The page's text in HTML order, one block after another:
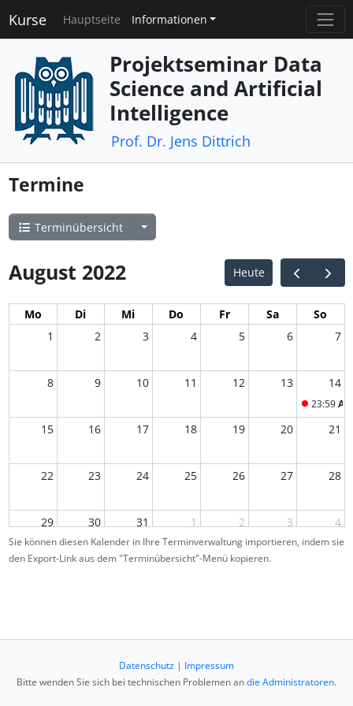
Kurse Hauptseite Informationen
Projektseminar Data
Science and Artificial
Intelligence
Prof. Dr. Jens Dittrich
Termine
Terminübersicht
August 2022 Heute
Mo Di Mi Do Fr Sa
So
1
2 3 4 5 6 7
8 9 10 11 12 13 14
23:59
15 16 17 18 19 20 21
22 23 24 25 26 27 28
29 30 31 1 2 3 4
9
Sie können diesen Kalender in Ihre Terminverwaltung importieren, indem sie
den Export-Link aus dem "Terminübersicht"-Menü kopieren.
Datenschutz | Impressum
Bitte wenden Sie sich bei technischen Problemen andie Administratoren.